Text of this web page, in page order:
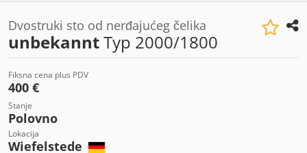
Dvostruki sto od nerđajućeg čelika
unbekanntTyp 2000/1800
Fiksna cena plus PDV
400 €
Stanje
Polovno
Lokacija
Wiefelstede